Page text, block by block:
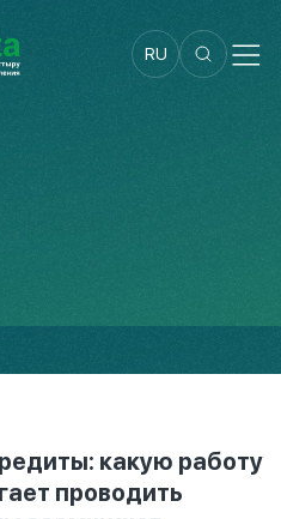
RU
какую работу
проводить